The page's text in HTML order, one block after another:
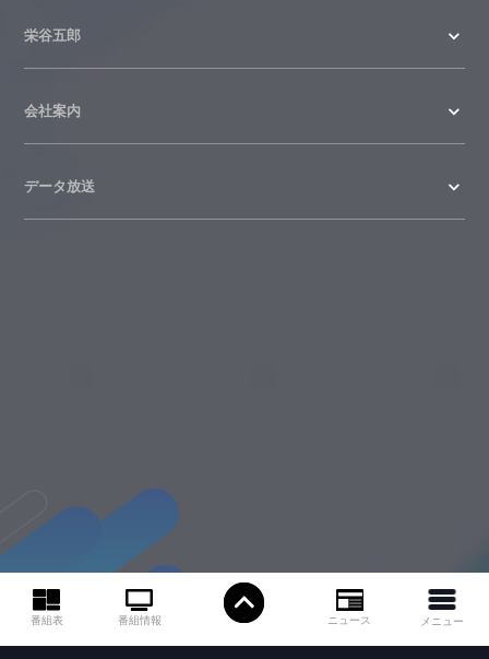
番組表 番組情報 ニュース メニュー
栄谷五郎
会社案内
データ放送